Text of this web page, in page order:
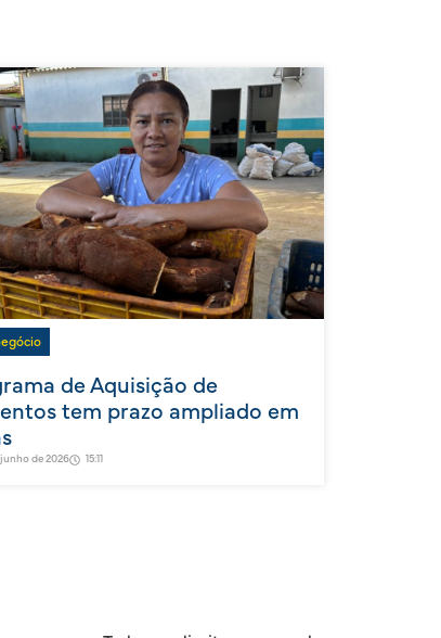
de Aquisição de
tem prazo ampliado em
de 2026 15:11